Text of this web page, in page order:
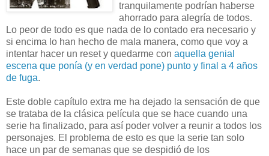
tranquilamente podrían haberse
ahorrado para alegría de todos.
Lo peor de todo es que nada de lo contado era necesario y
si encima lo han hecho de mala manera, como que voy a
intentar hacer un reset y quedarme con aquella genial
escena que ponía (y en verdad pone) punto y final a 4 años
de fuga.
Este doble capítulo extra me ha dejado la sensación de que
se trataba de la clásica película que se hace cuando una
serie ha finalizado, para así poder volver a reunir a todos los
personajes. El problema de esto es que la serie tan solo
hace un par de semanas que se despidió de los